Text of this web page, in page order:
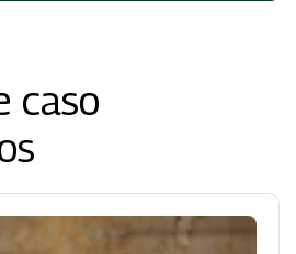
caso